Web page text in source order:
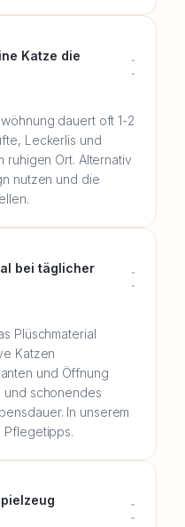
Katze die
dauert oft 1-2
Leckerlis und
ruhigen Ort. Alternativ
nutzen und die
bei täglicher
Plüschmaterial
Katzen
und Öffnung
und schonendes
In unserem